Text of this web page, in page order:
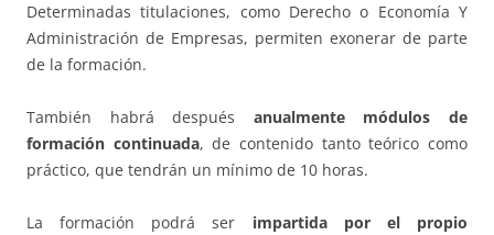
Determinadas titulaciones, como Derecho o Economía Y
Administración de Empresas, permiten exonerar de parte
de la formación.
También habrá después anualmente módulos de
formación continuada, de contenido tanto teórico como
práctico, que tendrán un mínimo de 10 horas.
La formación podrá ser impartida por el propio